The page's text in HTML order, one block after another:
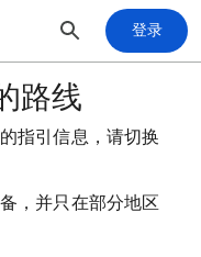
登录
路线
指引信息，请切换
，并只在部分地区